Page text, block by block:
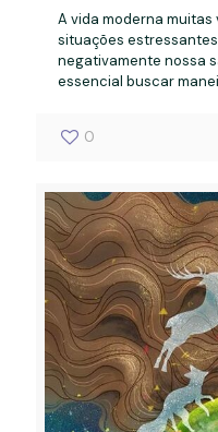
A vida moderna
situações
negativamente nossa
essencial buscar
0